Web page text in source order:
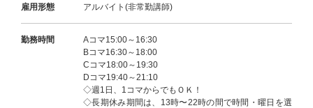
雇用形態 アルバイト(非常勤講師)
勤務時間
Aコマ15:00～16:30
Bコマ16:30～18:00
Cコマ18:00～19:30
Dコマ19:40～21:10
◇週1日、1コマからでもＯＫ！
◇長期休み期間は、13時〜22時の間で時間・曜日を選